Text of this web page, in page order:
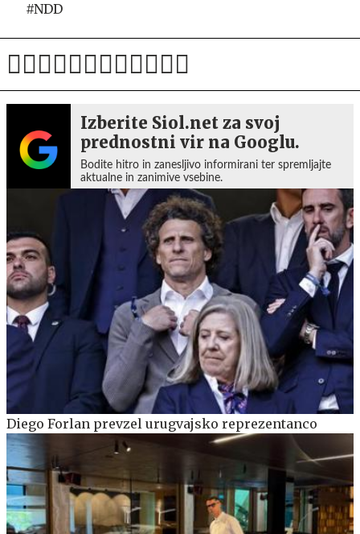
#NDD
Izberite Siol.net za svoj
prednostni vir na Googlu.
Bodite hitro in zanesljivo informirani ter spremljajte
aktualne in zanimive vsebine.
Diego Forlan prevzel urugvajsko reprezentanco